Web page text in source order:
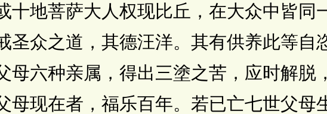
十地菩萨大人权现比丘，在大众中皆同
圣众之道，其德汪洋。其有供养此等自
母六种亲属，得出三塗之苦，应时解脱
母现在者，福乐百年。若已亡七世父母